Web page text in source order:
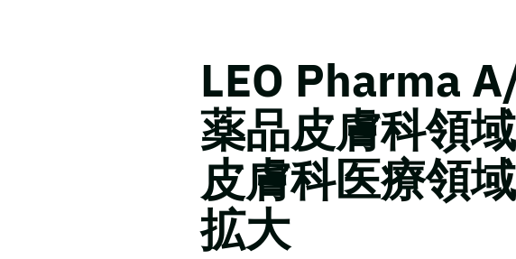
LEO Pharma
薬品皮膚科領
皮膚科医療領
拡大